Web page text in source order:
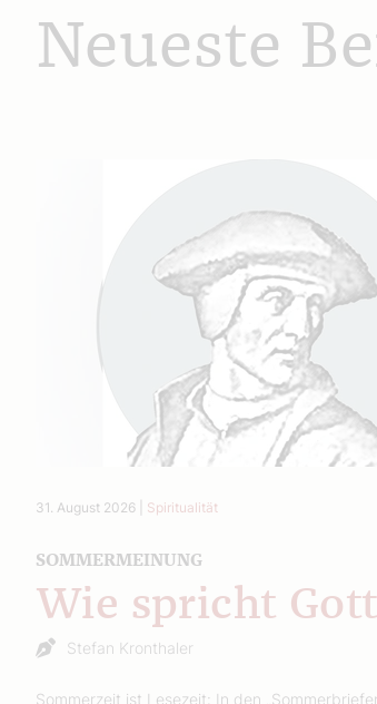
Neueste
31. August 2026 Spiritualität
SOMMERMEINUNG
Wie spricht
Stefan Kronthaler
Sommerzeit ist Lesezeit: In den